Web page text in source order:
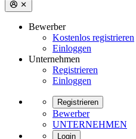
Bewerber
Kostenlos registrieren
Einloggen
Unternehmen
Registrieren
Einloggen
Registrieren
Bewerber
UNTERNEHMEN
Login